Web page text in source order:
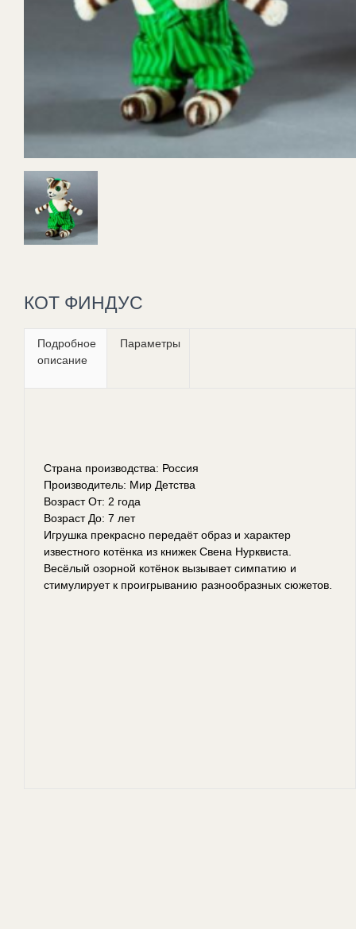
КОТ ФИНДУС
Подробное
описание
Параметры
Страна производства: Россия
Производитель: Мир Детства
Возраст От: 2 года
Возраст До: 7 лет
Игрушка прекрасно передаёт образ и характер
известного котёнка из книжек Свена Нурквиста.
Весёлый озорной котёнок вызывает симпатию и
стимулирует к проигрыванию разнообразных сюжетов.